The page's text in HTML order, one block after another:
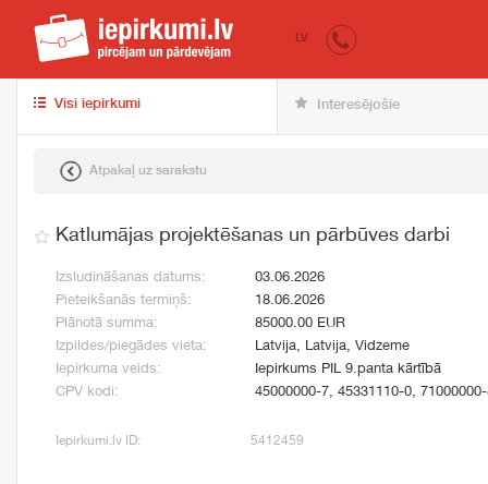
iepirkumi.lv
LV
Visi iepirkumi Interesējošie
Atpakaļ uz sarakstu
Katlumājas projektēšanas un pārbūves darbi
Izsludināšanas datums:
03.06.2026
Pieteikšanās termiņš:
18.06.2026
Plānotā summa:
85000.00 EUR
Izpildes/piegādes vieta:
Latvija, Latvija, Vidzeme
Iepirkuma veids:
Iepirkums PIL 9.panta kārtībā
CPV kodi:
45000000-7, 45331110-0,
Iepirkumi.lv ID: 5412459